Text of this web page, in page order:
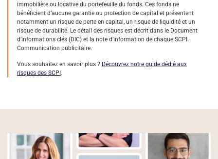
immobilière ou locative du portefeuille du fonds. Ces fonds ne
bénéficient d’aucune garantie ou protection de capital et présentent
notamment un risque de perte en capital, un risque de liquidité et un
risque de durabilité. Le détail des risques est décrit dans le Document
d’informations clés (DIC) et la note d’information de chaque SCPI.
Communication publicitaire.
Vous souhaitez en savoir plus ? Découvrez notre guide dédié aux
risques des SCPI .